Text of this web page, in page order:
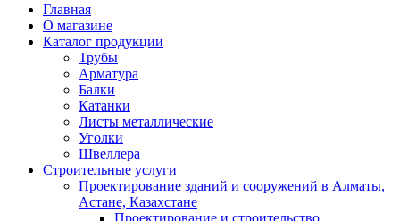
Главная
О магазине
Каталог продукции
Трубы
Арматура
Балки
Катанки
Листы металлические
Уголки
Швеллера
Строительные услуги
Проектирование зданий и сооружений в Алматы,
Астане, Казахстане
Проектирование и строительство